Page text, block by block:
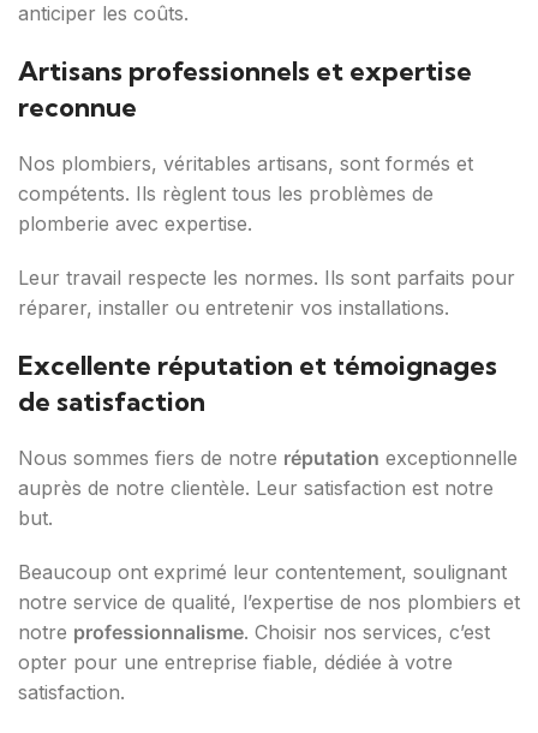
anticiper les coûts.
Artisans professionnels et expertise
reconnue
Nos plombiers, véritables artisans, sont formés et
compétents. Ils règlent tous les problèmes de
plomberie avec expertise.
Leur travail respecte les normes. Ils sont parfaits pour
réparer, installer ou entretenir vos installations.
Excellente réputation et témoignages
de satisfaction
Nous sommes fiers de notre réputation exceptionnelle
auprès de notre clientèle. Leur satisfaction est notre
but.
Beaucoup ont exprimé leur contentement, soulignant
notre service de qualité, l’expertise de nos plombiers et
notre professionnalisme. Choisir nos services, c’est
opter pour une entreprise fiable, dédiée à votre
satisfaction.